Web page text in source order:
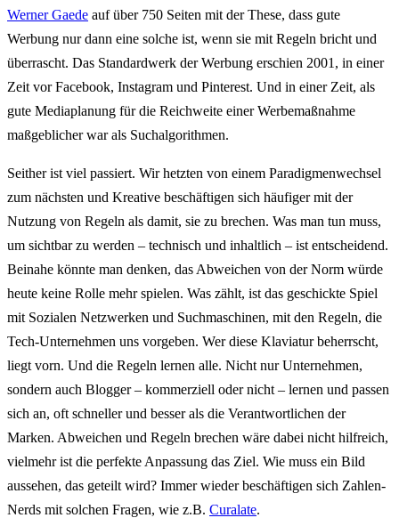
Werner Gaede auf über 750 Seiten mit der These, dass gute
Werbung nur dann eine solche ist, wenn sie mit Regeln bricht und
überrascht. Das Standardwerk der Werbung erschien 2001, in einer
Zeit vor Facebook, Instagram und Pinterest. Und in einer Zeit, als
gute Mediaplanung für die Reichweite einer Werbemaßnahme
maßgeblicher war als Suchalgorithmen.
Seither ist viel passiert. Wir hetzten von einem Paradigmenwechsel
zum nächsten und Kreative beschäftigen sich häufiger mit der
Nutzung von Regeln als damit, sie zu brechen. Was man tun muss,
um sichtbar zu werden – technisch und inhaltlich – ist entscheidend.
Beinahe könnte man denken, das Abweichen von der Norm würde
heute keine Rolle mehr spielen. Was zählt, ist das geschickte Spiel
mit Sozialen Netzwerken und Suchmaschinen, mit den Regeln, die
Tech-Unternehmen uns vorgeben. Wer diese Klaviatur beherrscht,
liegt vorn. Und die Regeln lernen alle. Nicht nur Unternehmen,
sondern auch Blogger – kommerziell oder nicht – lernen und passen
sich an, oft schneller und besser als die Verantwortlichen der
Marken. Abweichen und Regeln brechen wäre dabei nicht hilfreich,
vielmehr ist die perfekte Anpassung das Ziel. Wie muss ein Bild
aussehen, das geteilt wird? Immer wieder beschäftigen sich Zahlen-
Nerds mit solchen Fragen, wie z.B. Curalate.